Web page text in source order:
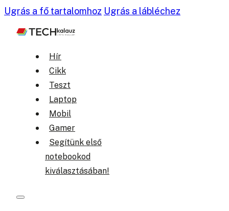
Ugrás a fő tartalomhoz Ugrás a lábléchez
Hír
Cikk
Teszt
Laptop
Mobil
Gamer
Segítünk első
notebookod
kiválasztásában!